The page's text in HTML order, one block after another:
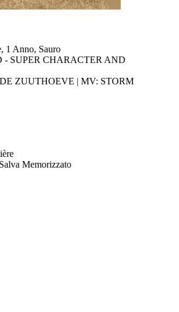
1 Anno, Sauro
- SUPER CHARACTER AND
ZUUTHOEVE | MV: STORM
Salva Memorizzato